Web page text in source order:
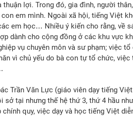
lợi. Trong đó, gia đình, người
em mình. Ngoài xã hội, tiếng Việt
em học… Nhiều ý kiến cho rằng, về
dành cho cộng đồng ở các khu vực
vụ chuyên môn và sư phạm; việc tổ
vì chủ yếu do bà con tự tổ chức, việc
Trần Văn Lực (giáo viên dạy tiếng
tại nhưng thế hệ thứ 3, thứ 4 hầu
quy, việc dạy và học tiếng Việt